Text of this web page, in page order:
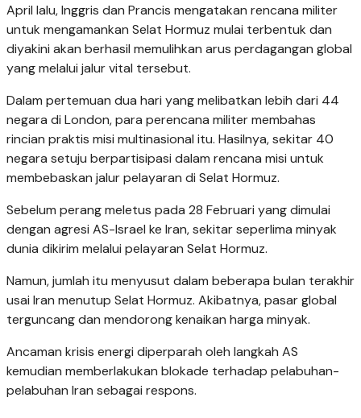
April lalu, Inggris dan Prancis mengatakan rencana militer
untuk mengamankan Selat Hormuz mulai terbentuk dan
diyakini akan berhasil memulihkan arus perdagangan global
yang melalui jalur vital tersebut.
Dalam pertemuan dua hari yang melibatkan lebih dari 44
negara di London, para perencana militer membahas
rincian praktis misi multinasional itu. Hasilnya, sekitar 40
negara setuju berpartisipasi dalam rencana misi untuk
membebaskan jalur pelayaran di Selat Hormuz.
Sebelum perang meletus pada 28 Februari yang dimulai
dengan agresi AS-Israel ke Iran, sekitar seperlima minyak
dunia dikirim melalui pelayaran Selat Hormuz.
Namun, jumlah itu menyusut dalam beberapa bulan terakhir
usai Iran menutup Selat Hormuz. Akibatnya, pasar global
terguncang dan mendorong kenaikan harga minyak.
Ancaman krisis energi diperparah oleh langkah AS
kemudian memberlakukan blokade terhadap pelabuhan-
pelabuhan Iran sebagai respons.